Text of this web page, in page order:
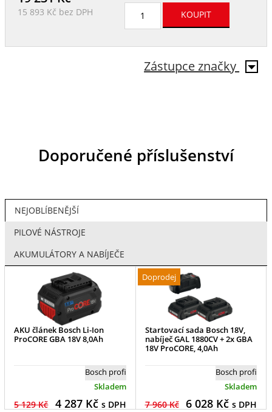
15 893 Kč bez DPH
Zástupce značky
Doporučené příslušenství
NEJOBLÍBENĚJŠÍ
PILOVÉ NÁSTROJE
AKUMULÁTORY A NABÍJEČE
AKU článek Bosch Li-Ion
ProCORE GBA 18V 8,0Ah
Bosch profi
Skladem
5 129 Kč 4 287Kč s DPH
Doprodej
Startovací sada Bosch 18V,
nabíječ GAL 1880CV + 2x GBA
18V ProCORE, 4,0Ah
Bosch profi
Skladem
7 960 Kč 6 028Kč s DPH